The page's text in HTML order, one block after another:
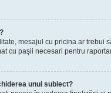
mesajul cu pricina ar trebui
cu paşii necesari pentru
unui subiect?